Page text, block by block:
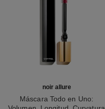
noir allure
Máscara Todo en Uno: